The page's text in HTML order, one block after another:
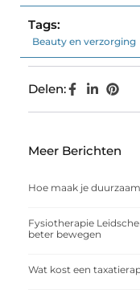
Tags:
Beauty en verzorging
Delen:
Meer Berichten
Hoe maak je
Fysiotherapie
beter bewegen
Wat kost een